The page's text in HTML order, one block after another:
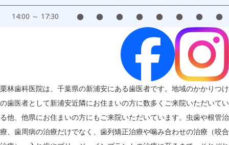
14:00 ～ 17:30 ● ● ● ● ● ● ● ●
栗林歯科医院は、千葉県の新浦安にある歯医者です。地域のかかりつけ
の歯医者として新浦安近隣にお住まいの方に数多くご来院いただいてい
る他、他県にお住まいの方にもご来院いただいています。虫歯や根管治
療、歯周病の治療だけでなく、歯列矯正治療や噛み合わせの治療（咬合